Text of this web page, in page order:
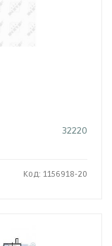
32220
Код: 1156918-20